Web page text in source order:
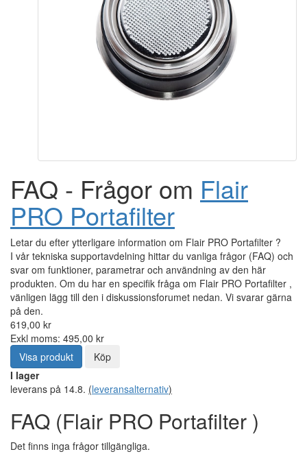
FAQ - Frågor om Flair
PRO Portafilter
Letar du efter ytterligare information om Flair PRO Portafilter ?
I vår tekniska supportavdelning hittar du vanliga frågor (FAQ) och
svar om funktioner, parametrar och användning av den här
produkten. Om du har en specifik fråga om Flair PRO Portafilter ,
vänligen lägg till den i diskussionsforumet nedan. Vi svarar gärna
på den.
619,00 kr
Exkl moms: 495,00 kr
Visa produkt
Köp
I lager
leverans på 14.8. (leveransalternativ)
FAQ (Flair PRO Portafilter )
Det finns inga frågor tillgängliga.